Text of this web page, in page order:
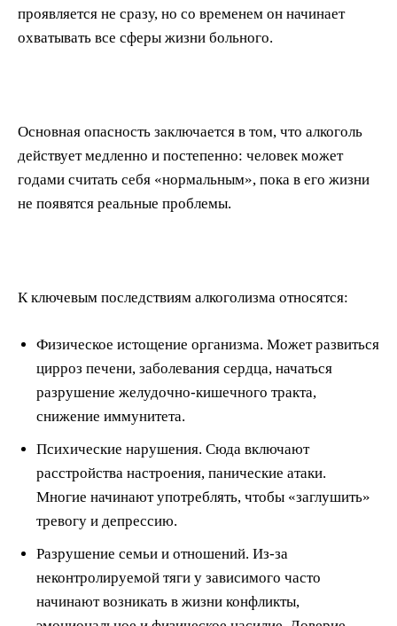
проявляется не сразу, но со временем он начинает
охватывать все сферы жизни больного.
Основная опасность заключается в том, что алкоголь
действует медленно и постепенно: человек может
годами считать себя «нормальным», пока в его жизни
не появятся реальные проблемы.
К ключевым последствиям алкоголизма относятся:
Физическое истощение организма. Может развиться
цирроз печени, заболевания сердца, начаться
разрушение желудочно-кишечного тракта,
снижение иммунитета.
Психические нарушения. Сюда включают
расстройства настроения, панические атаки.
Многие начинают употреблять, чтобы «заглушить»
тревогу и депрессию.
Разрушение семьи и отношений. Из-за
неконтролируемой тяги у зависимого часто
начинают возникать в жизни конфликты,